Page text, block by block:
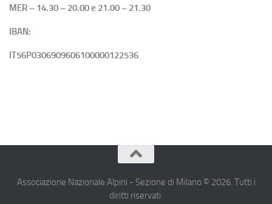
MER – 14.30 – 20.00 e 21.00 – 21.30
IBAN:
IT56P0306909606100000122536
Associazione Nazionale Alpini - Sezione di Milano © 2026. Tutti i
diritti riservati.